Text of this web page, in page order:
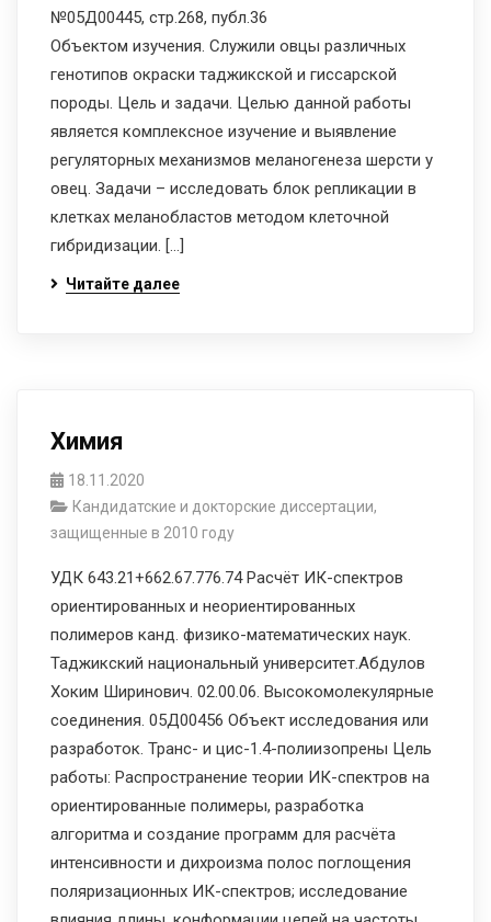
№05Д00445, стр.268, публ.36
Объектом изучения. Служили овцы различных
генотипов окраски таджикской и гиссарской
породы. Цель и задачи. Целью данной работы
является комплексное изучение и выявление
регуляторных механизмов меланогенеза шерсти у
овец. Задачи – исследовать блок репликации в
клетках меланобластов методом клеточной
гибридизации. […]
Читайте далее
Химия
18.11.2020
Кандидатские и докторские диссертации,
защищенные в 2010 году
УДК 643.21+662.67.776.74 Расчёт ИК-спектров
ориентированных и неориентированных
полимеров канд. физико-математических наук.
Таджикский национальный университет.Абдулов
Хоким Ширинович. 02.00.06. Высокомолекулярные
соединения. 05Д00456 Объект исследования или
разработок. Транс- и цис-1.4-полиизопрены Цель
работы: Распространение теории ИК-спектров на
ориентированные полимеры, разработка
алгоритма и создание программ для расчёта
интенсивности и дихроизма полос поглощения
поляризационных ИК-спектров; исследование